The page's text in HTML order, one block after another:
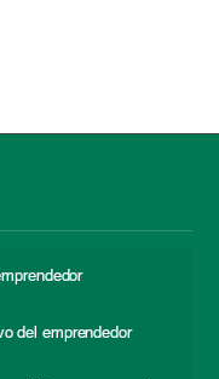
del emprendedor